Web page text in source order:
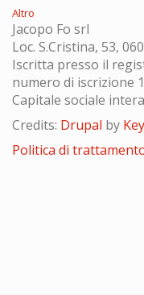
Altro
Jacopo Fo srl
Loc. S.Cristina, 53,
Iscritta presso il
numero di iscrizione
Capitale sociale
Credits: Drupal by
Politica di